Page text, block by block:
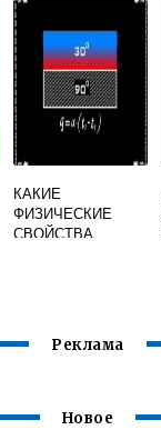
ЧТО БИОСФЕРА
ПОЯВИЛАСЬ НА
ЗЕМЛЕ 4 МЛРД
ЛЕТ НАЗАД
КАКИЕ
ФИЗИЧЕСКИЕ
СВОЙСТВА
КОНВЕКЦИЕЙ
Реклама
Новое